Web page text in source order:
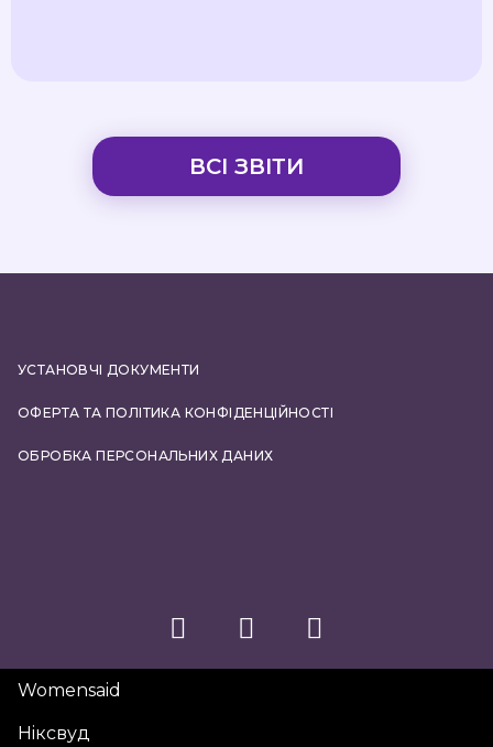
ВСІ ЗВІТИ
УСТАНОВЧІ ДОКУМЕНТИ
ОФЕРТА ТА ПОЛІТИКА КОНФІДЕНЦІЙНОСТІ
ОБРОБКА ПЕРСОНАЛЬНИХ ДАНИХ
Womensaid
Нiксвуд